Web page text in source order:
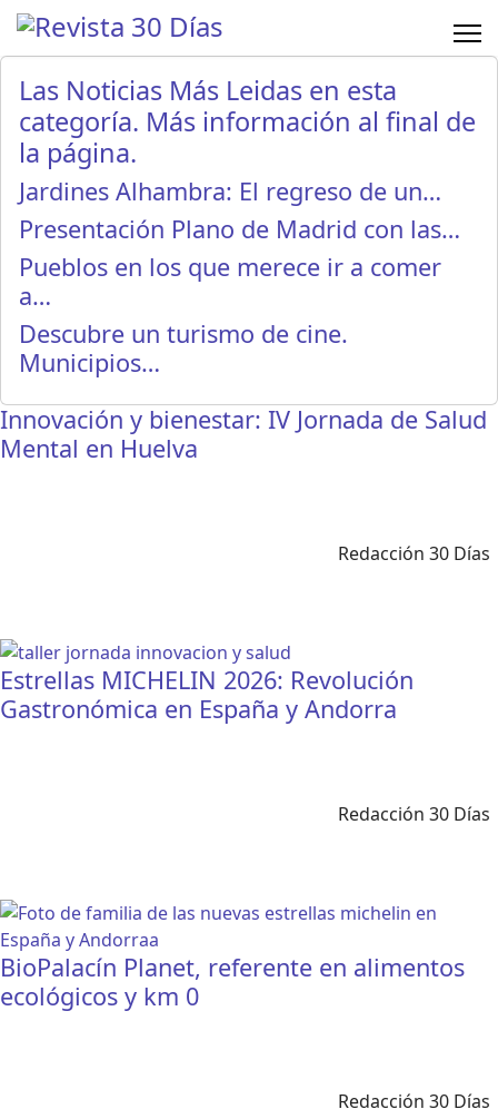
Las Noticias Más Leidas en esta
categoría. Más información al final de
la página.
Jardines Alhambra: El regreso de un…
Presentación Plano de Madrid con las…
Pueblos en los que merece ir a comer
a…
Descubre un turismo de cine.
Municipios…
Innovación y bienestar: IV Jornada de Salud
Mental en Huelva
Redacción 30 Días
Estrellas MICHELIN 2026: Revolución
Gastronómica en España y Andorra
Redacción 30 Días
BioPalacín Planet, referente en alimentos
ecológicos y km 0
Redacción 30 Días